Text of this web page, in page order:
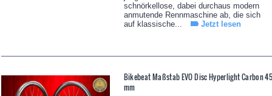
schnörkellose, dabei durchaus modern
anmutende Rennmaschine ab, die sich
auf klassische...
Jetzt lesen
Bikebeat Maßstab EVO Disc Hyperlight Carbon
mm